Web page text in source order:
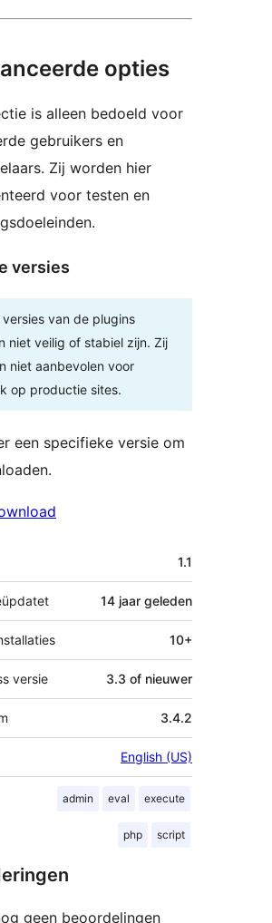
opties
is alleen bedoeld voor
gebruikers en
Zij worden hier
voor testen en
versies
versies van de plugins
niet veilig of stabiel zijn. Zij
niet aanbevolen voor
op productie sites.
een specifieke versie om
1.1
14 jaar geleden
10+
versie 3.3 of nieuwer
3.4.2
English (US)
admin eval execute
php script
geen beoordelingen